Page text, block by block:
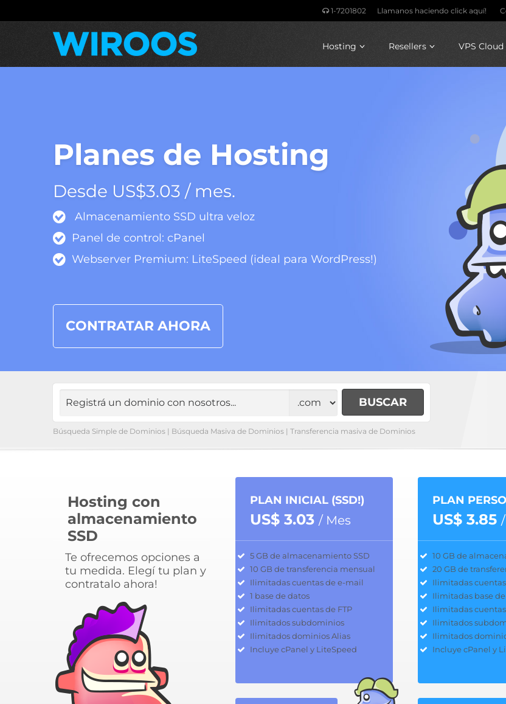
1-7201802 Llamanos haciendo click aquí!
Hosting Resellers VPS Cloud
Planes de Hosting
Desde US$3.03 / mes.
Almacenamiento SSD ultra veloz
Panel de control: cPanel
Webserver Premium: LiteSpeed (ideal para WordPress!)
CONTRATAR AHORA
Búsqueda Simple de Dominios | Búsqueda Masiva de Dominios | Transferencia masiva de Dominios
Hosting con
almacenamiento
SSD
Te ofrecemos opciones a
tu medida. Elegí tu plan y
contratalo ahora!
PLAN INICIAL (SSD!)
US$ 3.03 / Mes
5 GB de almacenamiento SSD
10 GB de transferencia mensual
Ilimitadas cuentas de e-mail
1 base de datos
Ilimitadas cuentas de FTP
Ilimitados subdominios
Ilimitados dominios Alias
Incluye cPanel y LiteSpeed
PLAN
US$ 3.85
10 GB de
20 GB de
Ilimitadas
Ilimitadas base
Ilimitadas cuentas
Ilimitados
Ilimitados
Incluye cPanel y